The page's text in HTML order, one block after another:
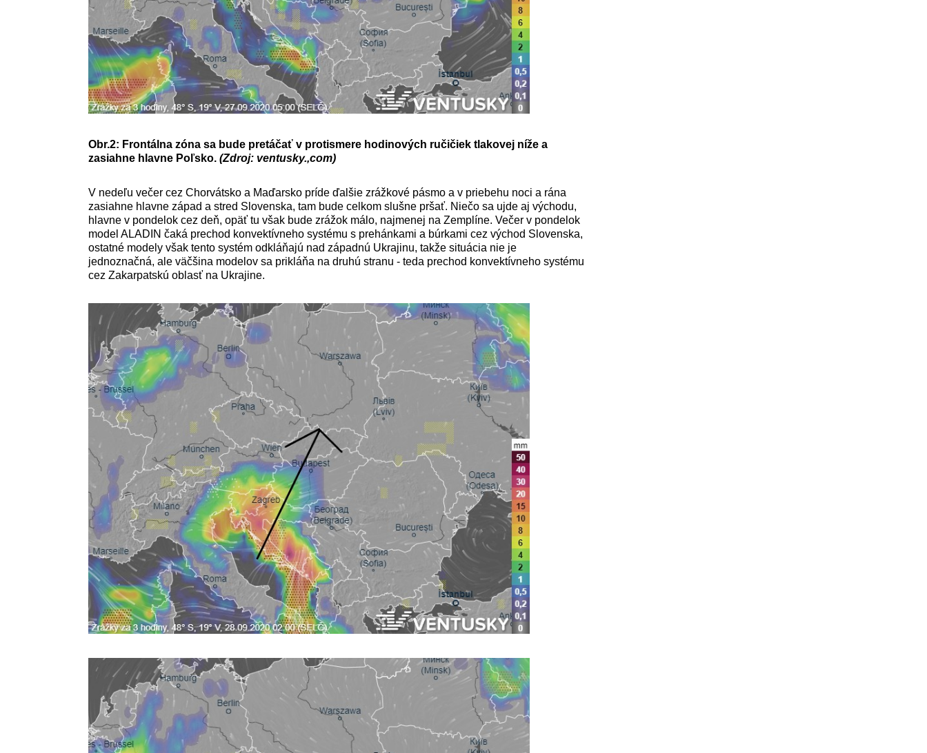
Obr.2: Frontálna zóna sa bude pretáčať v protismere hodinových ručičiek tlakovej níže a
zasiahne hlavne Poľsko. (Zdroj: ventusky.,com)
V nedeľu večer cez Chorvátsko a Maďarsko príde ďalšie zrážkové pásmo a v priebehu noci a rána
zasiahne hlavne západ a stred Slovenska, tam bude celkom slušne pršať. Niečo sa ujde aj východu,
hlavne v pondelok cez deň, opäť tu však bude zrážok málo, najmenej na Zemplíne. Večer v pondelok
model ALADIN čaká prechod konvektívneho systému s prehánkami a búrkami cez východ Slovenska,
ostatné modely však tento systém odkláňajú nad západnú Ukrajinu, takže situácia nie je
jednoznačná, ale väčšina modelov sa prikláňa na druhú stranu - teda prechod konvektívneho systému
cez Zakarpatskú oblasť na Ukrajine.